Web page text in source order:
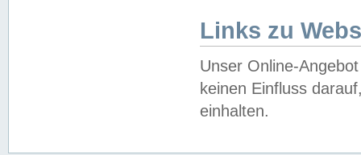
Links zu
Unser Online-
keinen Einfluss
einhalten.